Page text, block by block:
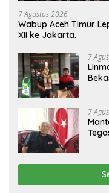
7 Agustus 2026
Wabup Aceh Timur
XII ke Jakarta.
7
7